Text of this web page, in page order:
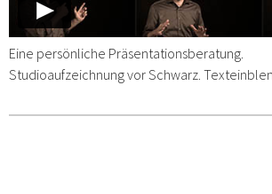
Eine persönliche Präsentationsberatung.
Studioaufzeichnung vor Schwarz.